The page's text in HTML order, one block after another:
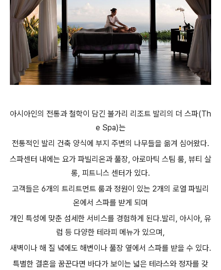
아시아인의 전통과 철학이 담긴 불가리 리조트 발리의 더 스파(Th
e Spa)는
전통적인 발리 건축 양식에 부지 주변의 나무들을 옮겨 심어왔다.
스파센터 내에는 요가 파빌리온과 풀장, 아로마틱 스팀 룸, 뷰티 살
롱, 피트니스 센터가 있다.
고객들은 6개의 트리트먼트 룸과 정원이 있는 2개의 로열 파빌리
온에서 스파를 받게 되며
개인 특성에 맞춘 섬세한 서비스를 경험하게 된다.발리, 아시아, 유
럽 등 다양한 테라피 메뉴가 있으며,
새벽이나 해 질 녘에도 해변이나 풀장 옆에서 스파를 받을 수 있다.
특별한 결혼을 꿈꾼다면 바다가 보이는 넓은 테라스와 정자를 갖